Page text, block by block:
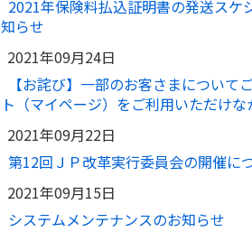
2021年保険料払込証明書の発送スケ
知らせ
2021年09月24日
【お詫び】一部のお客さまについて
ト（マイページ）をご利用いただけ
2021年09月22日
第12回ＪＰ改革実行委員会の開催に
2021年09月15日
システムメンテナンスのお知らせ